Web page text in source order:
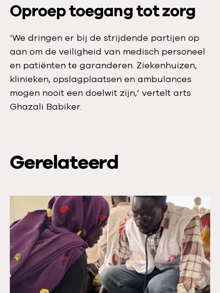
Oproep toegang tot zorg
‘We dringen er bij de strijdende partijen op
aan om de veiligheid van medisch personeel
en patiënten te garanderen. Ziekenhuizen,
klinieken, opslagplaatsen en ambulances
mogen nooit een doelwit zijn,’ vertelt arts
Ghazali Babiker.
Gerelateerd
e
s
m
e